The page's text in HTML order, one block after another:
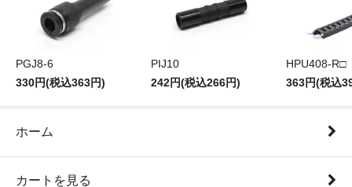
PGJ8-6
330円(税込363円)
PIJ10
242円(税込266円)
HPU408-R□
363円(税込
ホーム
カートを見る